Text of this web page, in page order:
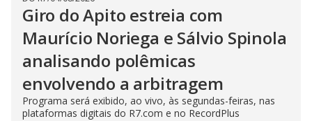
Giro do Apito estreia com
Maurício Noriega e Sálvio Spinola
analisando polêmicas
envolvendo a arbitragem
Programa será exibido, ao vivo, às segundas-feiras, nas
plataformas digitais do R7.com e no RecordPlus